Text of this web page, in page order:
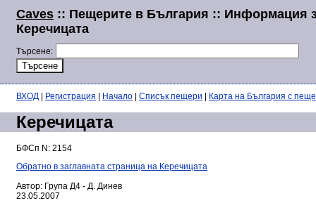
Caves :: Пещерите в България :: Информация
Керечицата
Търсене:
ВХОД Регистрация Начало Списък пещери Карта на България с
Керечицата
БФСп N: 2154
Обратно в заглавната страница на Керечицата
Автор: Група Д4 - Д. Динев
23.05.2007